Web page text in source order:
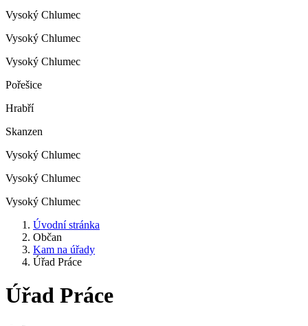
Vysoký Chlumec
Vysoký Chlumec
Vysoký Chlumec
Pořešice
Hrabří
Skanzen
Vysoký Chlumec
Vysoký Chlumec
Vysoký Chlumec
Úvodní stránka
Občan
Kam na úřady
Úřad Práce
Úřad Práce